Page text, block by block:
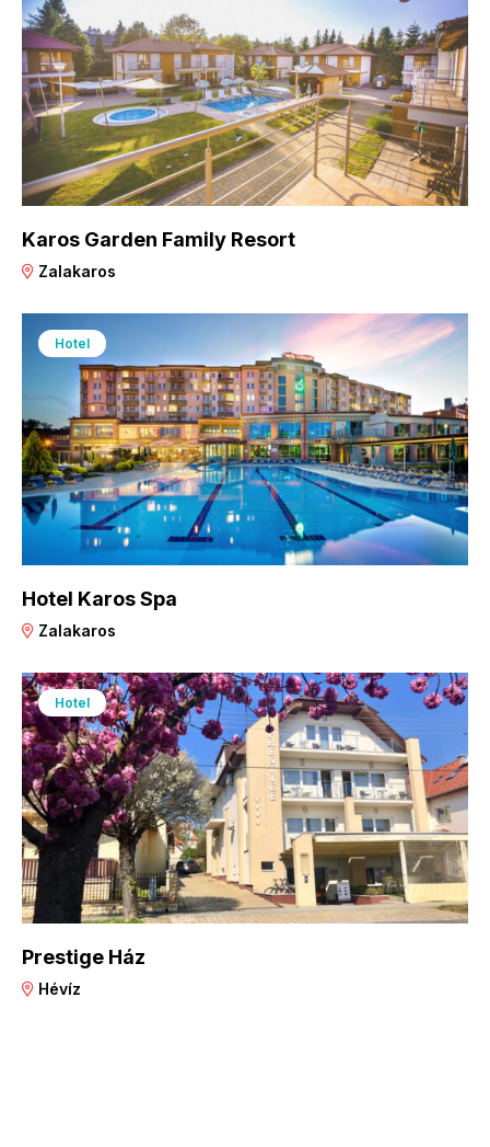
Karos Garden Family Resort
Zalakaros
Hotel
Hotel Karos Spa
Zalakaros
Hotel
Prestige Ház
Hévíz